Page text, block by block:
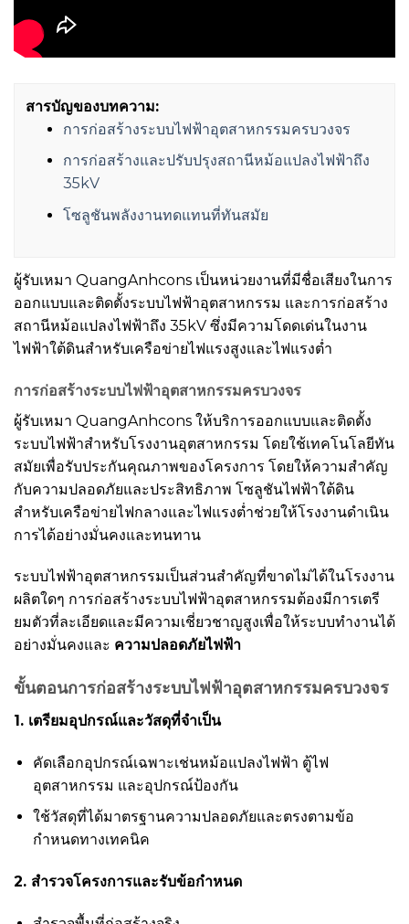
สารบัญของบทความ:
การก่อสร้างระบบไฟฟ้าอุตสาหกรรมครบวงจร
การก่อสร้างและปรับปรุงสถานีหม้อแปลงไฟฟ้าถึง
35kV
โซลูชันพลังงานทดแทนที่ทันสมัย
ผู้รับเหมา QuangAnhcons เป็นหน่วยงานที่มีชื่อเสียงในการ
ออกแบบและติดตั้งระบบไฟฟ้าอุตสาหกรรม และการก่อสร้าง
สถานีหม้อแปลงไฟฟ้าถึง 35kV ซึ่งมีความโดดเด่นในงาน
ไฟฟ้าใต้ดินสำหรับเครือข่ายไฟแรงสูงและไฟแรงต่ำ
การก่อสร้างระบบไฟฟ้าอุตสาหกรรมครบวงจร
ผู้รับเหมา QuangAnhcons ให้บริการออกแบบและติดตั้ง
ระบบไฟฟ้าสำหรับโรงงานอุตสาหกรรม โดยใช้เทคโนโลยีทัน
สมัยเพื่อรับประกันคุณภาพของโครงการ โดยให้ความสำคัญ
กับความปลอดภัยและประสิทธิภาพ โซลูชันไฟฟ้าใต้ดิน
สำหรับเครือข่ายไฟกลางและไฟแรงต่ำช่วยให้โรงงานดำเนิน
การได้อย่างมั่นคงและทนทาน
ระบบไฟฟ้าอุตสาหกรรมเป็นส่วนสำคัญที่ขาดไม่ได้ในโรงงาน
ผลิตใดๆ การก่อสร้างระบบไฟฟ้าอุตสาหกรรมต้องมีการเตรี
ยมตัวที่ละเอียดและมีความเชี่ยวชาญสูงเพื่อให้ระบบทำงานได้
อย่างมั่นคงและ ความปลอดภัยไฟฟ้า
ขั้นตอนการก่อสร้างระบบไฟฟ้าอุตสาหกรรมครบวงจร
1. เตรียมอุปกรณ์และวัสดุที่จำเป็น
คัดเลือกอุปกรณ์เฉพาะเช่นหม้อแปลงไฟฟ้า ตู้ไฟ
อุตสาหกรรม และอุปกรณ์ป้องกัน
ใช้วัสดุที่ได้มาตรฐานความปลอดภัยและตรงตามข้อ
กำหนดทางเทคนิค
2. สำรวจโครงการและรับข้อกำหนด